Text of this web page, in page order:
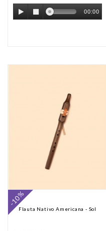
00:00
Flauta Nativo Americana - Sol
-10%